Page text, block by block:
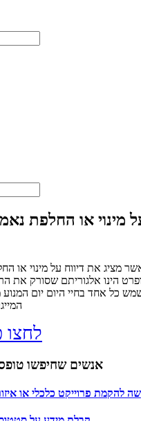
מינוי או החלפת
מציג את דיווח על מינוי או
הינו אלגוריתם שסורק את
כל אחד בחיי היום יום
לחצו
אנשים שחיפשו טופס
להקמת פרוייקט כלכלי או